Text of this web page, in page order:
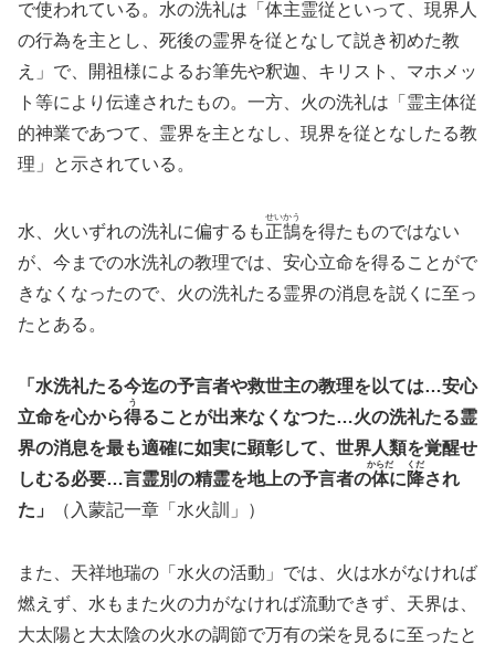
で使われている。 水の洗礼は「体主霊従といって、現界人
の行為を主とし、死後の霊界を従となして説き初めた教
え」で、開祖様によるお筆先や釈迦、キリスト、マホメッ
ト等により伝達されたもの。一方、火の洗礼は「霊主体従
的神業であつて、霊界を主となし、現界を従となしたる教
理」と示されている。
水、火いずれの洗礼に偏するも正鵠
せいかう
を得たものではない
が、今までの水洗礼の教理では、安心立命を得ることがで
きなくなったので、火の洗礼たる霊界の消息を説くに至っ
たとある。
「水洗礼たる今迄の予言者や救世主の教理を以ては…安心
立命を心から得
う
ることが出来なくなつた…火の洗礼たる霊
界の消息を最も適確に如実に顕彰して、世界人類を覚醒せ
しむる必要…言霊別の精霊を地上の予言者の体
からだ
に降
くだ
され
た」
（入蒙記一章「水火訓」）
また、天祥地瑞の「水火の活動」では、火は水がなければ
燃えず、水もまた火の力がなければ流動できず、天界は、
大太陽と大太陰の火水の調節で万有の栄を見るに至ったと